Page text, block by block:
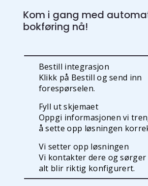
Kom i gang med
bokføring nå!
Bestill integrasjon
Klikk på Bestill og send inn
forespørselen.
Fyll ut skjemaet
Oppgi informasjonen vi
å sette opp løsningen
Vi setter opp løsningen
Vi kontakter dere og
alt blir riktig konfigurert.